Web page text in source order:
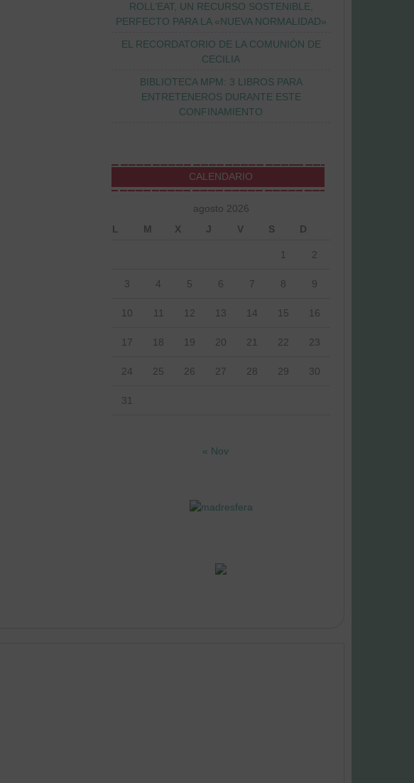
ROLL’EAT, UN RECURSO SOSTENIBLE,
PERFECTO PARA LA «NUEVA NORMALIDAD»
EL RECORDATORIO DE LA COMUNIÓN DE
CECILIA
BIBLIOTECA MPM: 3 LIBROS PARA
ENTRETENEROS DURANTE ESTE
CONFINAMIENTO
CALENDARIO
agosto 2026
L
M X J V S D
1 2
3 4 5 6 7 8 9
10 11 12 13 14 15 16
17 18 19 20 21 22 23
24 25 26 27 28 29 30
31
« Nov